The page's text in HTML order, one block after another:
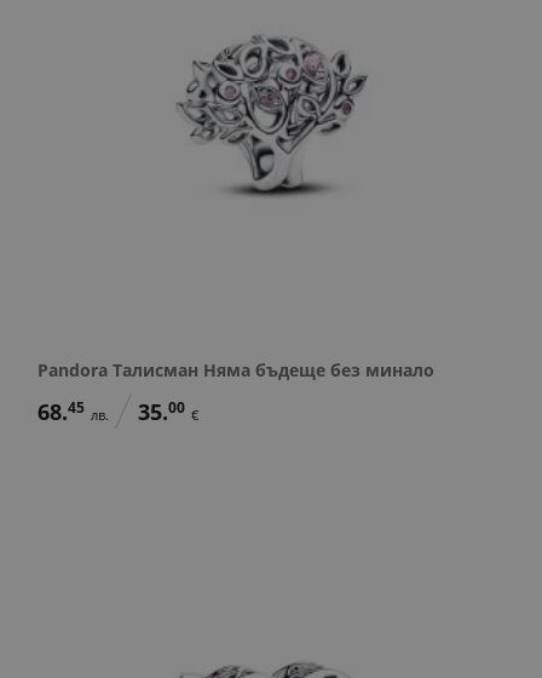
Pandora Талисман Няма бъдеще без минало
68.45 лв. 35.00 €